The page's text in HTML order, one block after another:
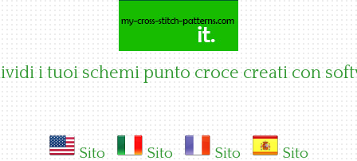
i tuoi schemi punto croce creati con
Sito Sito Sito Sito